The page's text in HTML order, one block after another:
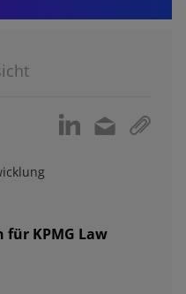
für KPMG Law